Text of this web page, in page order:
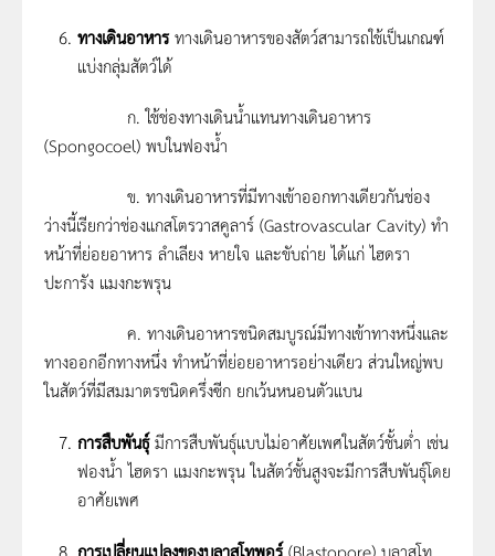
ทางเดินอาหารทางเดินอาหารของสัตว์สามารถใช้เป็นเกณฑ์
แบ่งกลุ่มสัตว์ได้
ก. ใช้ช่องทางเดินน้ำแทนทางเดินอาหาร
(Spongocoel) พบในฟองน้ำ
ข. ทางเดินอาหารที่มีทางเข้าออกทางเดียวกันช่อง
ว่างนี้เรียกว่าช่องแกสโตรวาสคูลาร์ (Gastrovascular Cavity) ทำ
หน้าที่ย่อยอาหาร ลำเลียง หายใจ และขับถ่าย ได้แก่ ไฮดรา
ปะการัง แมงกะพรุน
ค. ทางเดินอาหารชนิดสมบูรณ์มีทางเข้าทางหนึ่งและ
ทางออกอีกทางหนึ่ง ทำหน้าที่ย่อยอาหารอย่างเดียว ส่วนใหญ่พบ
ในสัตว์ที่มีสมมาตรชนิดครึ่งซีก ยกเว้นหนอนตัวแบน
การสืบพันธุ์มีการสืบพันธุ์แบบไม่อาศัยเพศในสัตว์ชั้นต่ำ เช่น
ฟองน้ำ ไฮดรา แมงกะพรุน ในสัตว์ชั้นสูงจะมีการสืบพันธุ์โดย
อาศัยเพศ